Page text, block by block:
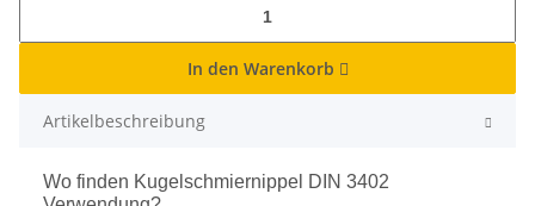
In den Warenkorb
Artikelbeschreibung
Wo finden Kugelschmiernippel DIN 3402